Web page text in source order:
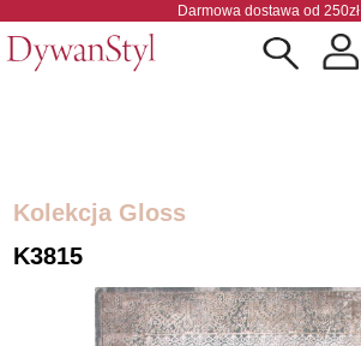
Darmowa dostawa od 250zł
Kolekcja Gloss
K3815